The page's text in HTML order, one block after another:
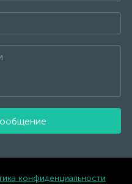
конфиденциальности